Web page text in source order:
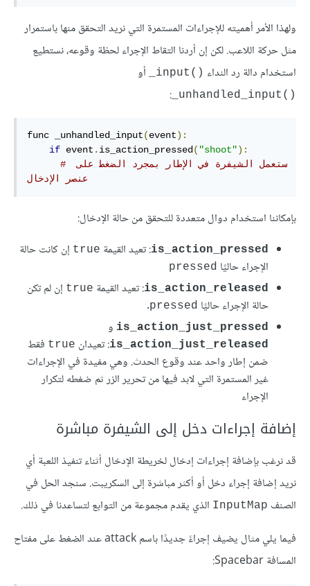
ولهذا اﻷمر أهميته للإجراءات المستمرة التي نريد التحقق منها باستمرار
مثل حركة اللاعب. لكن إن أردنا التقاط اﻹجراء لحظة وقوعه، نستطيع
استخدام دالة رد النداء ()input_ أو
()unhandled_input_
:
func _unhandled_input(event):
if event . is_action_pressed ( "shoot"):
# ستعمل الشيفرة في اﻹطار بمجرد الضغط على
عنصر اﻹدخال
بإمكاننا استخدام دوال متعددة للتحقق من حالة اﻹدخال:
is_action_pressed: تعيد القيمة true إن كانت حالة
اﻹجراء حاليًا pressed
is_action_released: تعيد القيمة true إن لم تكن
حالة اﻹجراء حاليًا pressed
.
is_action_just_pressed و
is_action_just_released: تعيدان true فقط
ضمن إطار واحد عند وقوع الحدث. وهي مفيدة في اﻹجراءات
غير المستمرة التي لابد فيها من تحرير الزر ثم ضغطه لتكرار
اﻹجراء
إضافة إجراءات دخل إلى الشيفرة مباشرة
قد نرغب بإضافة إجراءات إدخال لخريطة اﻹدخال أثناء تنفيذ اللعبة أي
نريد إضافة إجراء دخل أو أكثر مباشرة إلى السكريبت. سنجد الحل في
الصنف InputMap الذي يقدم مجموعة من التوابع لتساعدنا في ذلك.
فيما يلي مثال يضيف إجراءً جديدًا باسم attack عند الضغط على مفتاح
المسافة Spacebar: